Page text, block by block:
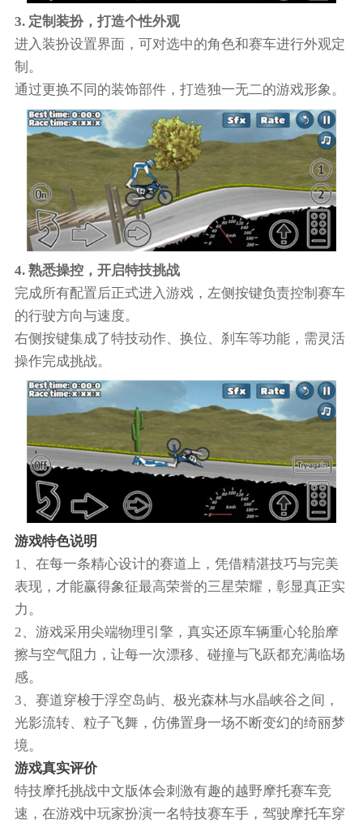
3. 定制装扮，打造个性外观
进入装扮设置界面，可对选中的角色和赛车进行外观定
制。
通过更换不同的装饰部件，打造独一无二的游戏形象。
4. 熟悉操控，开启特技挑战
完成所有配置后正式进入游戏，左侧按键负责控制赛车
的行驶方向与速度。
右侧按键集成了特技动作、换位、刹车等功能，需灵活
操作完成挑战。
游戏特色说明
1、在每一条精心设计的赛道上，凭借精湛技巧与完美
表现，才能赢得象征最高荣誉的三星荣耀，彰显真正实
力。
2、游戏采用尖端物理引擎，真实还原车辆重心轮胎摩
擦与空气阻力，让每一次漂移、碰撞与飞跃都充满临场
感。
3、赛道穿梭于浮空岛屿、极光森林与水晶峡谷之间，
光影流转、粒子飞舞，仿佛置身一场不断变幻的绮丽梦
境。
游戏真实评价
特技摩托挑战中文版体会刺激有趣的越野摩托赛车竞
速，在游戏中玩家扮演一名特技赛车手，驾驶摩托车穿